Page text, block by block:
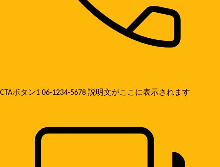
CTAボタン1 06-1234-5678 説明文がここに表示されます